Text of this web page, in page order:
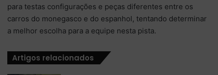
para testas configurações e peças diferentes entre os
carros do monegasco e do espanhol, tentando determinar
a melhor escolha para a equipe nesta pista.
Artigos relacionados